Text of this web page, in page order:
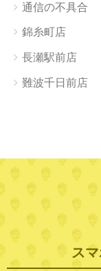
通信の不具合
錦糸町店
長瀬駅前店
難波千日前店
ス